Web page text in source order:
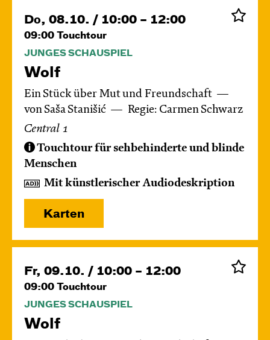
Do, 08.10. / 10:00 – 12:00
09:00 Touchtour
JUNGES SCHAUSPIEL
Wolf
Ein Stück über Mut und Freundschaft
von Saša Stanišić
Regie: Carmen Schwarz
Central 1
Touchtour für sehbehinderte und blinde
Menschen
Mit künstlerischer Audiodeskription
Karten
Fr, 09.10. / 10:00 – 12:00
09:00 Touchtour
JUNGES SCHAUSPIEL
Wolf